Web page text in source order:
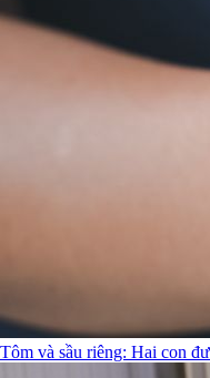
Tôm và sầu riêng: Hai con